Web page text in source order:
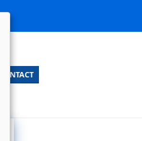
CONTACT